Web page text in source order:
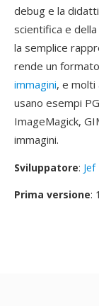
debug e la
scientifica e
la semplice
rende un
immagini, e molti
usano esempi
ImageMagick,
immagini.
Sviluppatore:
Prima versione: